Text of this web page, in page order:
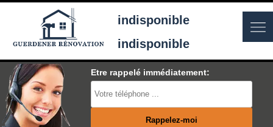
indisponible
indisponible
Etre rappelé immédiatement: